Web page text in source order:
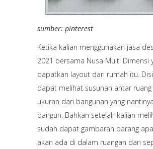
sumber: pinterest
Ketika kalian menggunakan jasa
2021 bersama Nusa Multi Dimensi
dapatkan layout dari rumah itu.
dapat melihat susunan antar
ukuran dari bangunan yang
bangun. Bahkan setelah kalian
sudah dapat gambaran barang
akan ada di dalam ruangan dan